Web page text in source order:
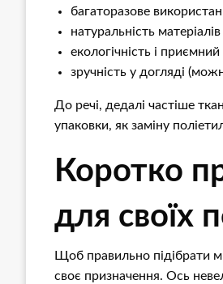
багаторазове
натуральність
екологічність і
зручність у догляді
До речі, дедалі частіше
упаковки, як заміну
Коротко
для своїх
Щоб правильно підібрати
своє призначення. Ось